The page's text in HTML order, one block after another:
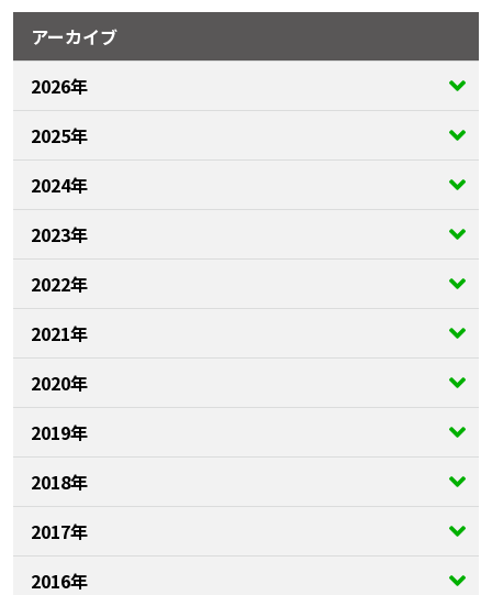
アーカイブ
2026年
2025年
2024年
2023年
2022年
2021年
2020年
2019年
2018年
2017年
2016年